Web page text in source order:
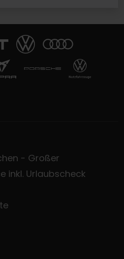
- Großer
inkl. Urlaubscheck